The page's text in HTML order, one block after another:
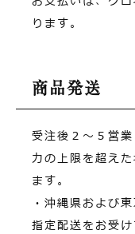
ります。
商品発送
受注後２～５営業
力の上限を超え
ます。
・沖縄県および
指定配送をお受け